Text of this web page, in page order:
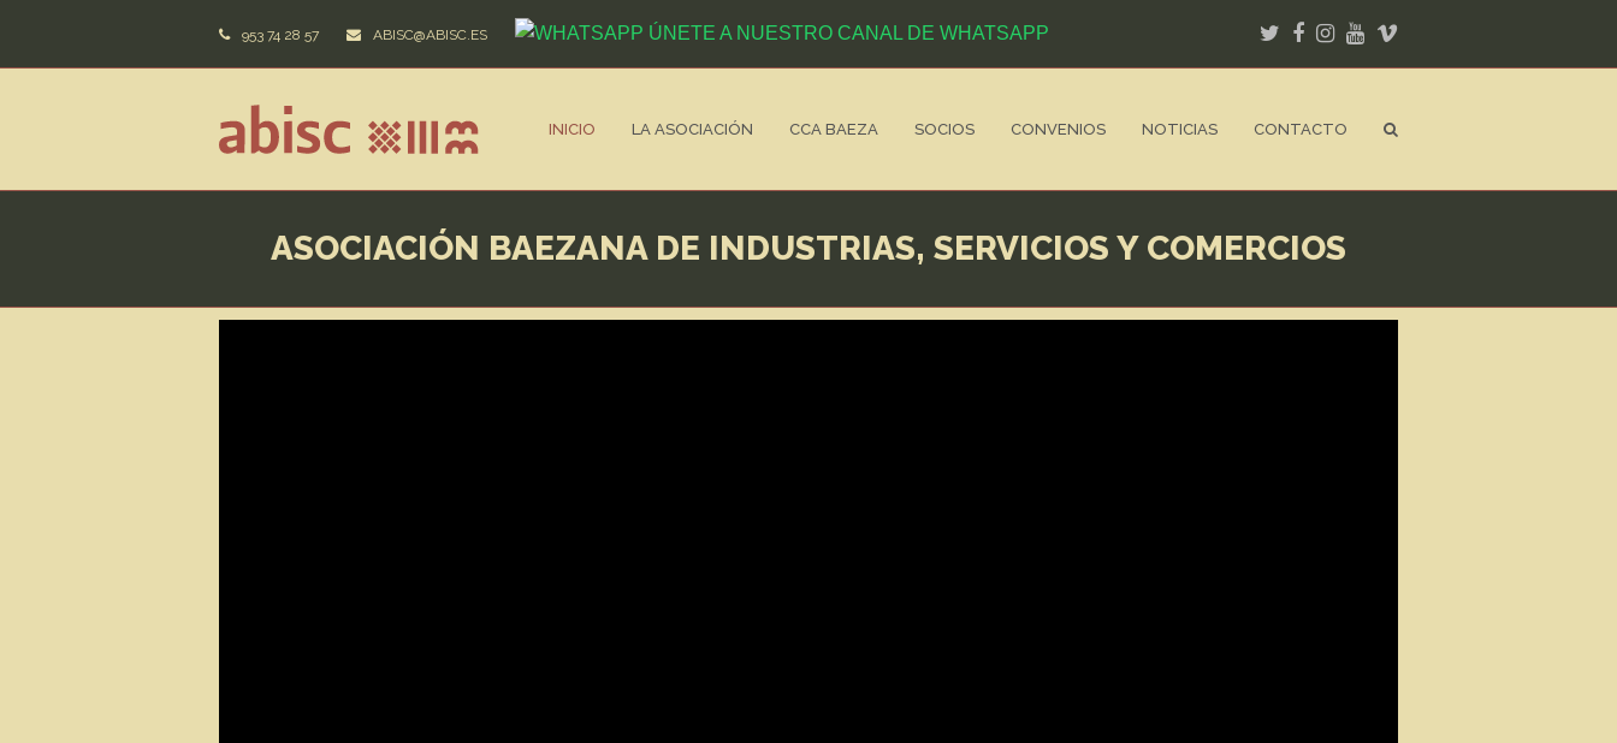
953 74 28 57 ABISC@ABISC.ES ÚNETE A NUESTRO CANAL DE WHATSAPP Twitter
Facebook
Instagram
Youtube
INICIO LA ASOCIACIÓN CCA BAEZA SOCIOS CONVENIOS NOTICIAS CONTACTO
ASOCIACIÓN BAEZANA DE INDUSTRIAS, SERVICIOS Y COMERCIOS